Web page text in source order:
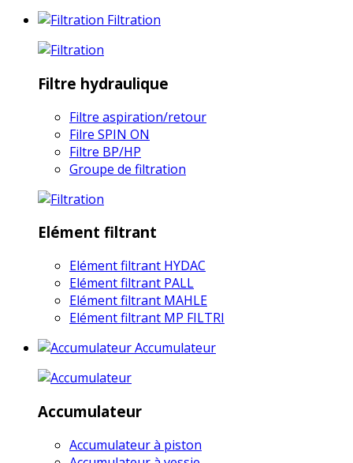
Filtration
Filtre hydraulique
Filtre aspiration/retour
Filre SPIN ON
Filtre BP/HP
Groupe de filtration
Elément filtrant
Elément filtrant HYDAC
Elément filtrant PALL
Elément filtrant MAHLE
Elément filtrant MP FILTRI
Accumulateur
Accumulateur
Accumulateur à piston